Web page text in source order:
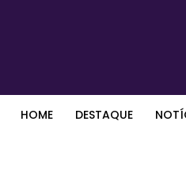
HOME DESTAQUE